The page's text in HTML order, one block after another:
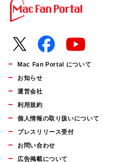
Mac Fan Portal について
お知らせ
運営会社
利用規約
個人情報の取り扱いについて
プレスリリース受付
お問い合わせ
広告掲載について